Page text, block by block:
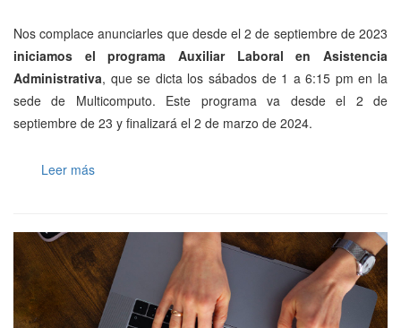
Nos complace anunciarles que desde el 2 de septiembre de 2023
iniciamos el programa Auxiliar Laboral en Asistencia
Administrativa, que se dicta los sábados de 1 a 6:15 pm en la
sede de Multicomputo. Este programa va desde el 2 de
septiembre de 23 y finalizará el 2 de marzo de 2024.
Leer más